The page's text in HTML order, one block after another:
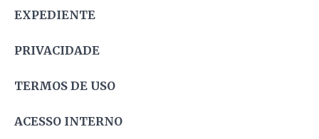
EXPEDIENTE
PRIVACIDADE
TERMOS DE USO
ACESSO INTERNO